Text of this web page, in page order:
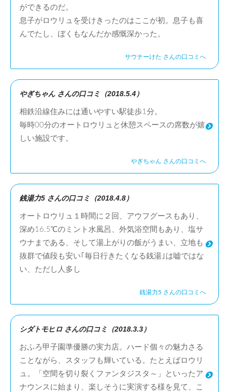
ができるのだ。
息子がロウリュを受けきったのはここが初。息子も喜
んでたし、ぼくもなんだか感慨深かった。
サウナーけた さんの口コミへ
やぎちゃん さんの口コミ（2018.5.4）
相鉄沿線住みには通いやすい駅徒歩1分。
毎時00分のオートロウリュと休憩スペースの席数が嬉
しい施設です。
やぎちゃん さんの口コミへ
銭湯力5 さんの口コミ（2018.4.8）
オートロウリュ１時間に２回、アウフグースもあり、
深め16.5℃のミント水風呂、外気浴空間もあり、塩サ
ウナまである、そして湯上がりの飯がうまい、立地も
抜群で値段も安い｢毎日行きたくなる銭湯｣は嘘ではな
い、ただし人多し
銭湯力5 さんの口コミへ
シダトモヒロ さんの口コミ（2018.3.3）
おふろ甲子園準優勝の実力店。ハード個々の魅力さる
ことながら、スタッフも輝いている。たとえばロウリ
ュ。「空間を切り裂くファンタジスタ～」といったア
ナウンスに始まり、楽しそうに実演する様を見て、こ